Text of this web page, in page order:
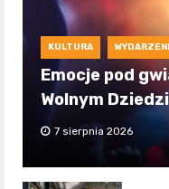
KULTURA
Emocje pod
Wolnym
7 sierpnia 2026